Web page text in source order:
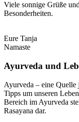
Viele sonnige Grüße
Besonderheiten.
Eure Tanja
Namaste
Ayurveda und
Ayurveda – eine Quelle
Tipps um unseren
Bereich im Ayurveda
Rasayana dar.